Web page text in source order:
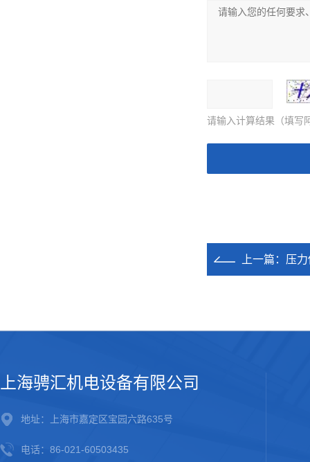
请输入计算结果（填写
上一篇： 压
上海骋汇机电设备有限公司
地址：上海市嘉定区宝园六路635号
电话：86-021-60503435